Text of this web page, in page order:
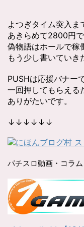
よつぎタイム突入ま
あきらめて2800円
偽物語はホールで稼
もう少し書いていき
PUSHは応援バナーで
一回押してもらえる
ありがたいです。
↓↓↓↓↓↓
パチスロ動画・コラム